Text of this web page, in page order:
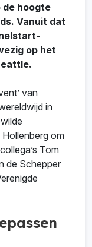
hoogte
Vanuit dat
op het
van
in
om
Tom
de Schepper